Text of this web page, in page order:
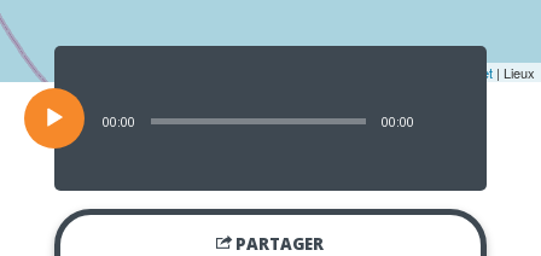
Leaflet | Lieux
Lecteur
00:00 00:00
PARTAGER